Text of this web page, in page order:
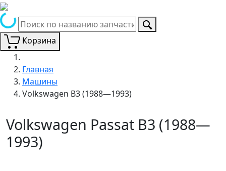
Корзина
Главная
Машины
Volkswagen B3 (1988—1993)
Volkswagen Passat B3 (1988—
1993)